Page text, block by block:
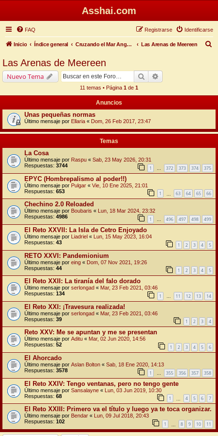
Asshai.com
FAQ Identificarse
Registrarse
Inicio Índice general Cruzando el Mar Angosto Las Arenas de Meereen
Las Arenas de Meereen
Nuevo Tema Buscar
11 temas • Página 1 de 1
Anuncios
Unas pequeñas normas
Último mensaje por Ellaria « Dom, 26 Feb 2017, 23:47
Temas
La Cosa
Último mensaje por Raspu « Sab, 23 May 2026, 20:31
Respuestas: 3744 1 … 372 373 374 375
EPYC (Hombrepalismo al poder!!)
Último mensaje por Pulgar « Vie, 10 Ene 2025, 21:01
Respuestas: 653 1 63 64 65 66
Chechino 2.0 Reloaded
Último mensaje por Boubaris «
Lun, 18 Mar 2024, 23:32
Respuestas: 4986 1 … 496 497 498 499
El Reto XXVII: La Isla de Cetro Enjoyado
Último mensaje por Liadriel « Lun, 15 May 2023, 16:04
Respuestas: 43 1 2 3 4 5
RETO XXVI: Pandemionium
Último mensaje por eing « Dom, 07 Nov 2021, 19:26
Respuestas: 44 1 2 3 4 5
El Reto XXII: La tiranía del falo dorado
Último mensaje por serlongad « Mar, 23 Feb 2021, 03:46
Respuestas: 134 1 … 11 12 13 14
El Reto XXI: ¡Travesura realizada!
Último mensaje por serlongad « Mar, 23 Feb 2021, 03:46
Respuestas: 39 1 2 3 4
Reto XXV: Me se apuntan y me se presentan
Último mensaje por Aditu « Mar, 02 Jun 2020, 14:56
Respuestas: 52 1 2 3 4 5 6
El Ahorcado
Último mensaje por Aslan Bolton « Sab, 18 Ene 2020, 14:13
Respuestas: 3578 1 … 355 356 357 358
El Reto XXIV: Tengo ventanas, pero no tengo gente
Último mensaje por Sansalayne « Lun, 03 Jun 2019, 10:30
Respuestas: 68 1 4 5 6 7
El Reto XXIII: Primero va el título y luego ya te toca organizar.
Último mensaje por Bendar « Lun, 09 Jul 2018, 20:43
Respuestas: 102 1 8 9 10 11